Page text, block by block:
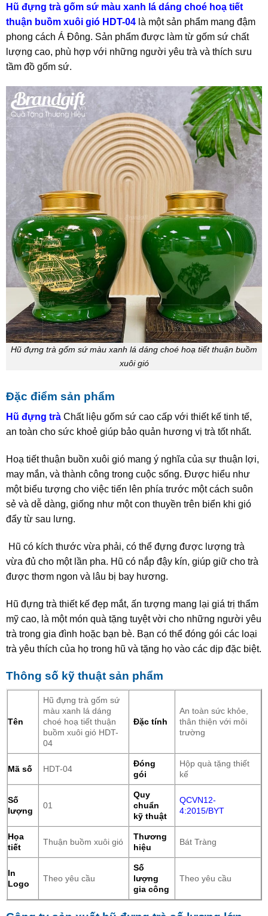
Hũ đựng trà gốm sứ màu xanh lá dáng choé hoạ tiết
thuận buồm xuôi gió HDT-04 là một sản phẩm mang đậm
phong cách Á Đông. Sản phẩm được làm từ gốm sứ chất
lượng cao, phù hợp với những người yêu trà và thích sưu
tầm đồ gốm sứ.
Hũ đựng trà gốm sứ màu xanh lá dáng choé hoạ tiết thuận buồm
xuôi gió
Đặc điểm sản phẩm
Hũ đựng tràChất liệu gốm sứ cao cấp với thiết kế tinh tế,
an toàn cho sức khoẻ giúp bảo quản hương vị trà tốt nhất.
Hoạ tiết thuận buồn xuôi gió mang ý nghĩa của sự thuận lợi,
may mắn, và thành công trong cuộc sống. Được hiểu như
một biểu tượng cho việc tiến lên phía trước một cách suôn
sẻ và dễ dàng, giống như một con thuyền trên biển khi gió
đẩy từ sau lưng.
Hũ có kích thước vừa phải, có thể đựng được lượng trà
vừa đủ cho một lần pha. Hũ có nắp đậy kín, giúp giữ cho trà
được thơm ngon và lâu bị bay hương.
Hũ đựng trà thiết kế đẹp mắt, ấn tượng mang lại giá trị thẩm
mỹ cao, là một món quà tặng tuyệt vời cho những người yêu
trà trong gia đình hoặc bạn bè. Bạn có thể đóng gói các loại
trà yêu thích của họ trong hũ và tặng họ vào các dịp đặc biệt.
Thông số kỹ thuật sản phẩm
Tên
Hũ đựng trà gốm sứ
màu xanh lá dáng
choé hoạ tiết thuận
buồm xuôi gió HDT-
04
Đặc tính
An toàn sức khỏe,
thân thiện với môi
trường
Mã số HDT-04
Đóng
gói
Hộp quà tặng thiết
kế
Số
lượng
01
Quy
chuẩn
kỹ thuật
QCVN12-
4:2015/BYT
Họa
tiết
Thuận buồm xuôi gió
Thương
hiệu
Bát Tràng
In
Logo
Theo yêu cầu
Số
lượng
gia công
Theo yêu cầu